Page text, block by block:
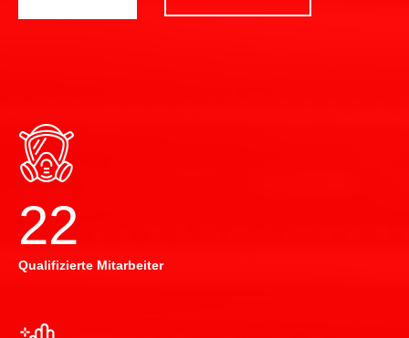
22
Qualifizierte Mitarbeiter